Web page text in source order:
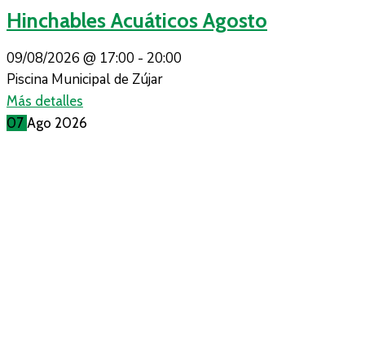
Hinchables Acuáticos Agosto
09/08/2026 @ 17:00 - 20:00
Piscina Municipal de Zújar
Más detalles
07 Ago 2026